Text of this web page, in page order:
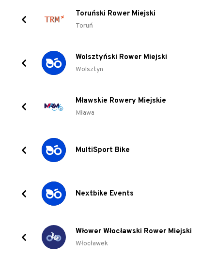
Toruński Rower Miejski
Toruń
Wolsztyński Rower Miejski
Wolsztyn
Mławskie Rowery Miejskie
Mława
MultiSport Bike
Nextbike Events
Włower Włocławski Rower Miejski
Włocławek